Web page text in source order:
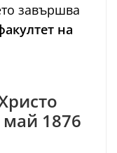
завършва
на
1876